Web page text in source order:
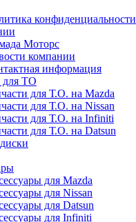
конфиденциальности
Моторс
компании
информация
для ТО
для Т.О. на Mazda
для Т.О. на Nissan
для Т.О. на Infiniti
для Т.О. на Datsun
для Mazda
для Nissan
для Datsun
для Infiniti